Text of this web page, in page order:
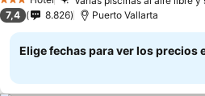
3 Estrellas
7,4 8.826 Puerto Vallarta
Elige fechas para ver los precios